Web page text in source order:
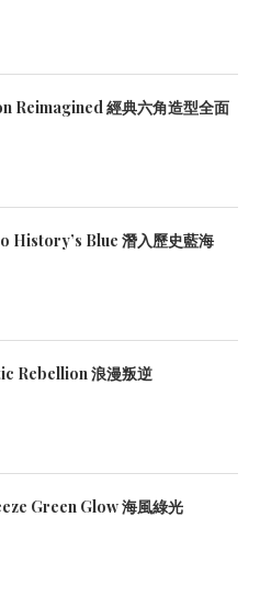
Reimagined 經典六角造型全面
History’s Blue 潛入歷史藍海
Rebellion 浪漫叛逆
Green Glow 海風綠光